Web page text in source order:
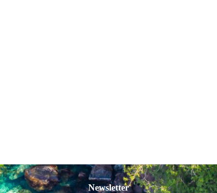
Newsletter